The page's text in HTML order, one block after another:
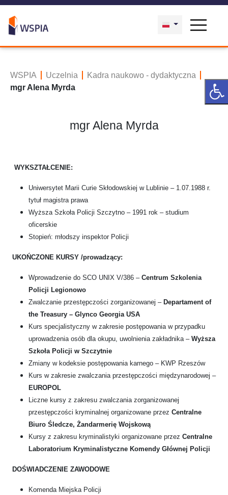
WSPIA Uczelnia
Kadra naukowo - dydaktyczna
mgr Alena Myrda
mgr Alena Myrda
WYKSZTAŁCENIE:
Uniwersytet Marii Curie Skłodowskiej w Lublinie – 1.07.1988 r.
tytuł magistra prawa
Wyższa Szkoła Policji Szczytno – 1991 rok – studium
oficerskie
Stopień: młodszy inspektor Policji
UKOŃCZONE KURSY /prowadzący:
Wprowadzenie do SCO UNIX V/386 – Centrum Szkolenia
Policji Legionowo
Zwalczanie przestępczości zorganizowanej – Departament of
the Treasury – Glynco Georgia USA
Kurs specjalistyczny w zakresie postępowania w przypadku
uprowadzenia osób dla okupu, uwolnienia zakładnika – Wyższa
Szkoła Policji w Szczytnie
Zmiany w kodeksie postępowania karnego – KWP Rzeszów
Kurs w zakresie zwalczania przestępczości międzynarodowej –
EUROPOL
Liczne kursy z zakresu zwalczania zorganizowanej
przestępczości kryminalnej organizowane przez Centralne
Biuro Śledcze, Żandarmerię Wojskową
Kursy z zakresu kryminalistyki organizowane przez Centralne
Laboratorium Kryminalistyczne Komendy Głównej Policji
DOŚWIADCZENIE ZAWODOWE
Komenda Miejska Policji